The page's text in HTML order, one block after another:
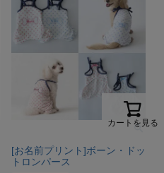
[お名前プリント]ボーン・ドッ
トロンパース
カートを見る